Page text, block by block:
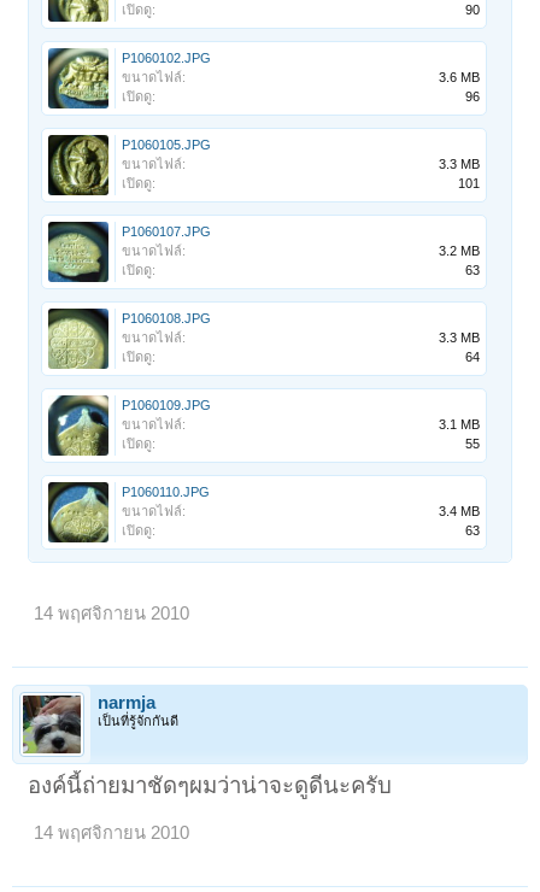
เปิดดู:
90
P1060102.JPG
ขนาดไฟล์:
3.6 MB
เปิดดู:
96
P1060105.JPG
ขนาดไฟล์:
3.3 MB
เปิดดู:
101
P1060107.JPG
ขนาดไฟล์:
3.2 MB
เปิดดู:
63
P1060108.JPG
ขนาดไฟล์:
3.3 MB
เปิดดู:
64
P1060109.JPG
ขนาดไฟล์:
3.1 MB
เปิดดู:
55
P1060110.JPG
ขนาดไฟล์:
3.4 MB
เปิดดู:
63
14 พฤศจิกายน 2010
narmja
เป็นที่รู้จักกันดี
องค์นี้ถ่ายมาชัดๆผมว่าน่าจะดูดีนะครับ
14 พฤศจิกายน 2010